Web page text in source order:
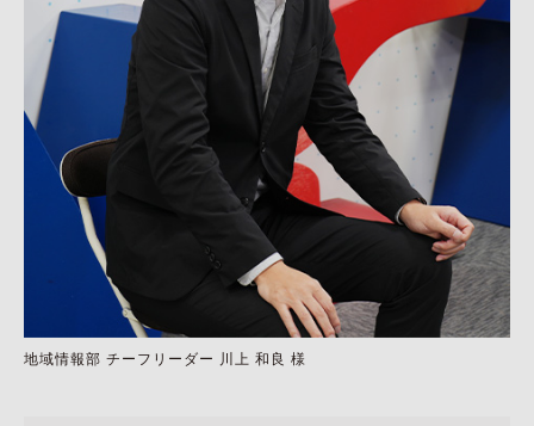
地域情報部 チーフリーダー 川上 和良 様